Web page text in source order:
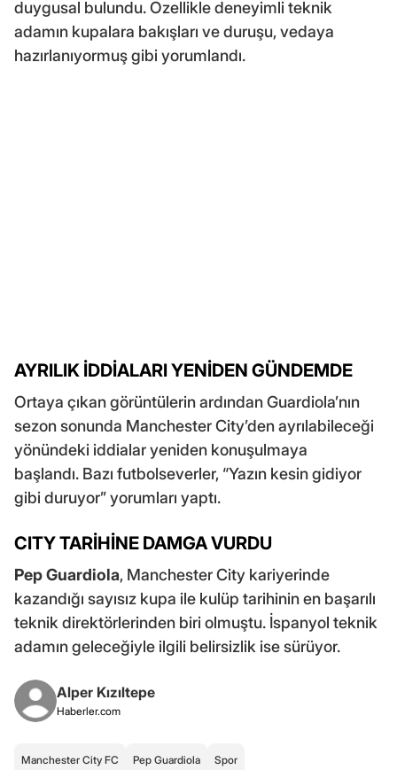
duygusal bulundu. Özellikle deneyimli teknik
adamın kupalara bakışları ve duruşu, vedaya
hazırlanıyormuş gibi yorumlandı.
AYRILIK İDDİALARI YENİDEN GÜNDEMDE
Ortaya çıkan görüntülerin ardından Guardiola’nın
sezon sonunda Manchester City’den ayrılabileceği
yönündeki iddialar yeniden konuşulmaya
başlandı. Bazı futbolseverler, “Yazın kesin gidiyor
gibi duruyor” yorumları yaptı.
CITY TARİHİNE DAMGA VURDU
Pep Guardiola, Manchester City kariyerinde
kazandığı sayısız kupa ile kulüp tarihinin en başarılı
teknik direktörlerinden biri olmuştu. İspanyol teknik
adamın geleceğiyle ilgili belirsizlik ise sürüyor.
Alper Kızıltepe
Haberler.com
Manchester City FC Pep Guardiola Spor